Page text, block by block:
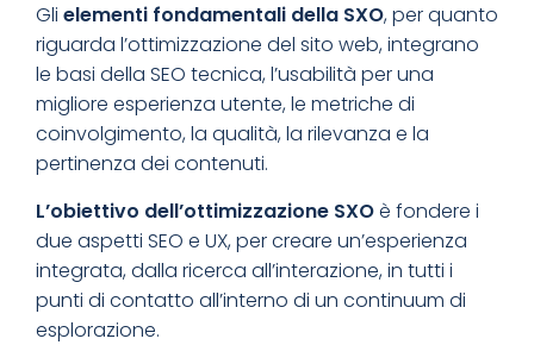
Gli elementi fondamentali della SXO, per quanto
riguarda l’ottimizzazione del sito web, integrano
le basi della SEO tecnica, l’usabilità per una
migliore esperienza utente, le metriche di
coinvolgimento, la qualità, la rilevanza e la
pertinenza dei contenuti.
L’obiettivo dell’ottimizzazione SXOè fondere i
due aspetti SEO e UX, per creare un’esperienza
integrata, dalla ricerca all’interazione, in tutti i
punti di contatto all’interno di un continuum di
esplorazione.